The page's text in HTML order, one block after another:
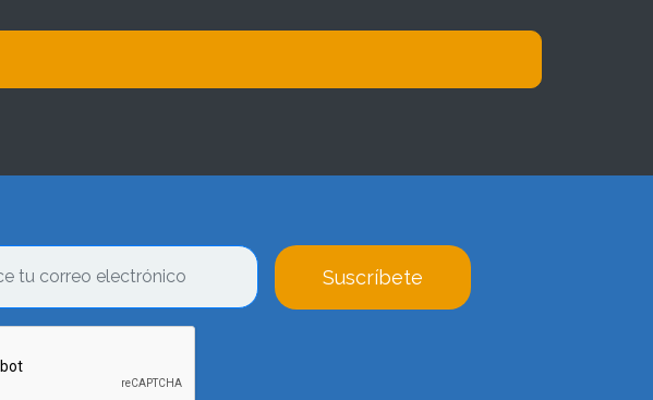
Suscríbete